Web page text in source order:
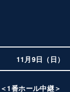
11月9日（日）
＜1番ホール中継＞